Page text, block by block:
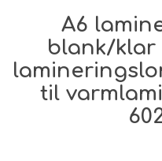
A6
blank/klar
til